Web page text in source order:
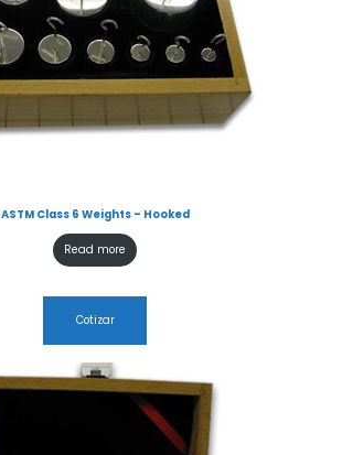
ASTM Class 6 Weights – Hooked
Read more
Cotizar